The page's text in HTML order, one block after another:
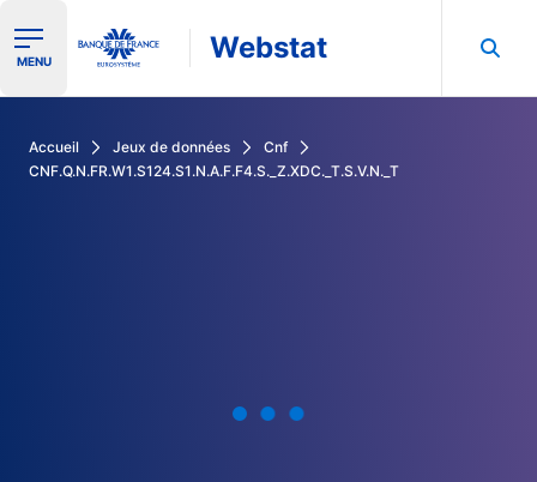
Ouvrir le menu de navigation
MENU Webstat
Accueil Jeux de données
Cnf
CNF.Q.N.FR.W1.S124.S1.N.A.F.F4.S._Z.XDC._T.S.V.N._T